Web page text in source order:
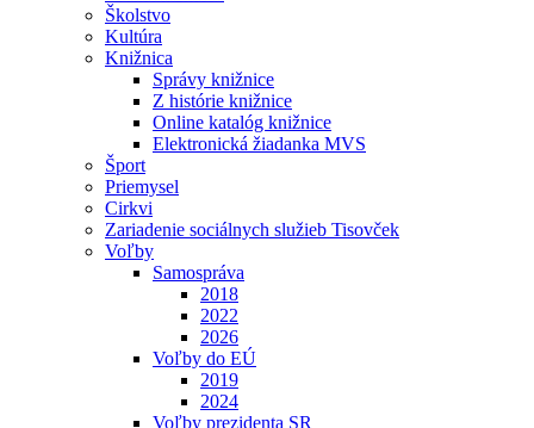
Školstvo
Kultúra
Knižnica
Správy knižnice
Z histórie knižnice
Online katalóg knižnice
Elektronická žiadanka MVS
Šport
Priemysel
Cirkvi
Zariadenie sociálnych služieb Tisovček
Voľby
Samospráva
2018
2022
2026
Voľby do EÚ
2019
2024
Voľby prezidenta SR